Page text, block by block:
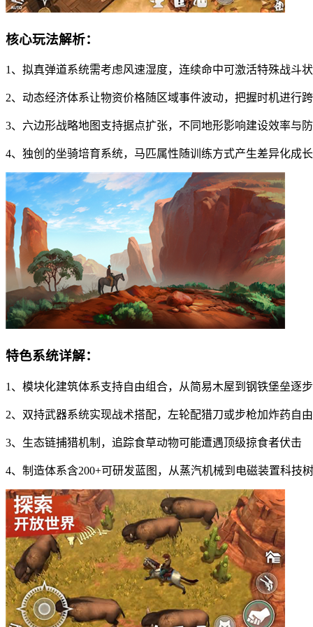
核心玩法解析：
1、拟真弹道系统需考虑风速湿度，连续命中可激活特殊战斗
2、动态经济体系让物资价格随区域事件波动，把握时机进行
3、六边形战略地图支持据点扩张，不同地形影响建设效率与
4、独创的坐骑培育系统，马匹属性随训练方式产生差异化成长
特色系统详解：
1、模块化建筑体系支持自由组合，从简易木屋到钢铁堡垒逐
2、双持武器系统实现战术搭配，左轮配猎刀或步枪加炸药自
3、生态链捕猎机制，追踪食草动物可能遭遇顶级掠食者伏击
4、制造体系含200+可研发蓝图，从蒸汽机械到电磁装置科技